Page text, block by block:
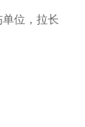
位，拉长